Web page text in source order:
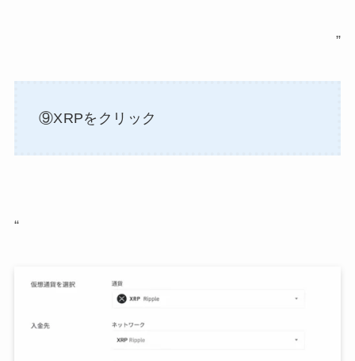
”
⑨XRPをクリック
“